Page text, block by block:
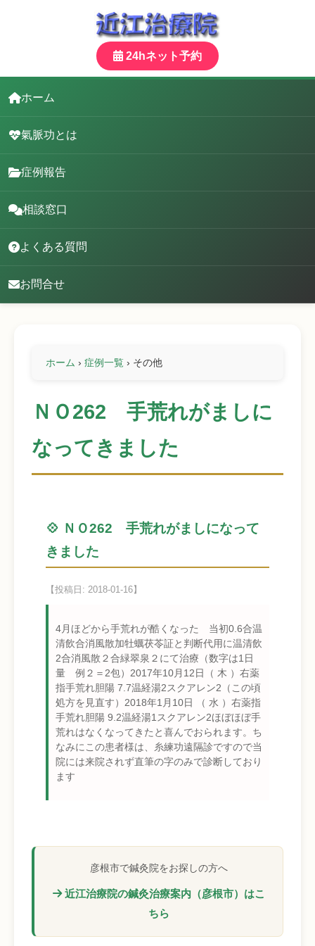
24hネット予約
ホーム
氣脈功とは
症例報告
相談窓口
よくある質問
お問合せ
ホーム › 症例一覧 › その他
ＮＯ262 手荒れがましに
なってきました
💠 ＮＯ262 手荒れがましになって
きました
【投稿日: 2018-01-16】
4月ほどから手荒れが酷くなった 当初0.6合温
清飲合消風散加牡蠣茯苓証と判断代用に温清飲
2合消風散２合緑翠泉２にて治療（数字は1日
量 例２＝2包）2017年10月12日（ 木 ）右薬
指手荒れ胆陽 7.7温経湯2スクアレン2（この頃
処方を見直す）2018年1月10日 （ 水 ）右薬指
手荒れ胆陽 9.2温経湯1スクアレン2ほぼほぼ手
荒れはなくなってきたと喜んでおられます。ち
なみにこの患者様は、糸練功遠隔診ですので当
院には来院されず直筆の字のみで診断しており
ます
彦根市で鍼灸院をお探しの方へ
近江治療院の鍼灸治療案内（彦根市）はこ
ちら